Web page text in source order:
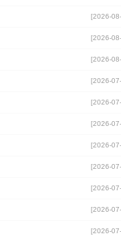
[2026-
[2026-
[2026-
[2026-
[2026-
[2026-
[2026-
[2026-
[2026-
[2026-
[2026-